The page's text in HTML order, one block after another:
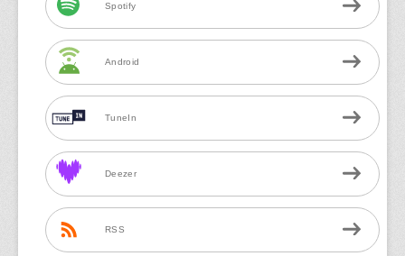
Spotify
Android
TuneIn
Deezer
RSS